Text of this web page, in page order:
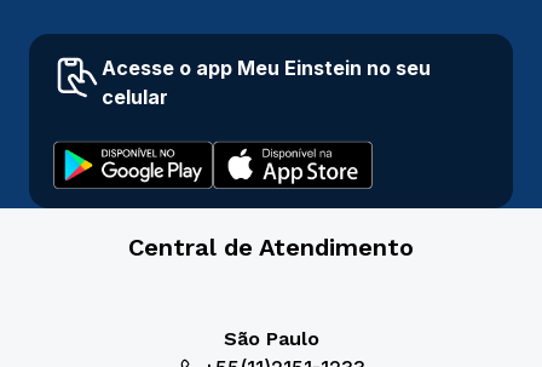
Acesse o app Meu Einstein no seu
celular
Central de Atendimento
São Paulo